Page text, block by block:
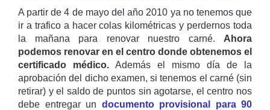
A partir de 4 de mayo del año 2010 ya no tenemos que
ir a trafico a hacer colas kilométricas y perdernos toda
la mañana para renovar nuestro carné. Ahora
podemos renovar en el centro donde obtenemos el
certificado médico. Además el mismo día de la
aprobación del dicho examen, si tenemos el carné (sin
retirar) y el saldo de puntos sin agotarse, el centro nos
debe entregar un documento provisional para 90